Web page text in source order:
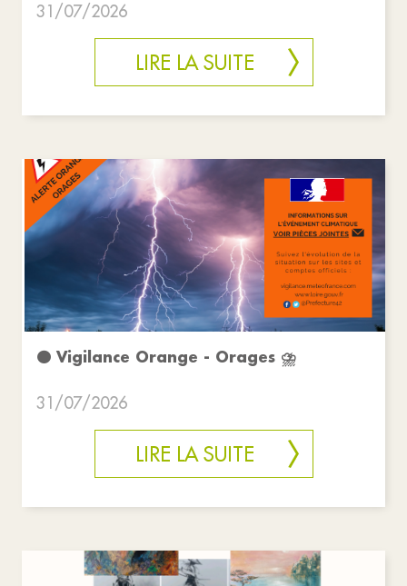
31/07/2026
LIRE LA SUITE
🟠 Vigilance Orange - Orages ⛈️
31/07/2026
LIRE LA SUITE